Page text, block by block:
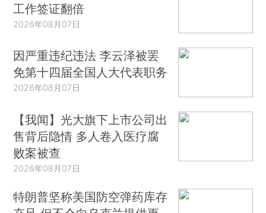
工作签证翻倍
2026年08月07日
因严重违纪违法 李云泽被罢
免第十四届全国人大代表职务
2026年08月07日
【我闻】光大旗下上市公司出
售背后隐情 多人卷入医疗腐
败案被查
2026年08月07日
特朗普坚称美国防空弹药库存